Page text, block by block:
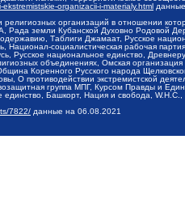
organizacii-i-materialy.html
организаций в отношении
Рада земли Кубанской Духовно Родовой
Таблиги Джамаат, Русское
Национал-социалистическая рабочая
Русское национальное единство,
объединениях, Омская
Коренного Русского народа
О противодействии экстремистской
группа МПГ, Курсом Правды и
единство, Башкорт, Нация и свобода,
7822/ данные на 06.08.2021